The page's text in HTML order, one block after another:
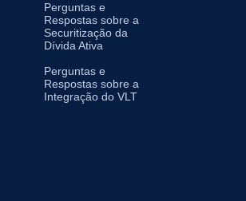
Perguntas e
Respostas sobre a
Securitização da
Dívida Ativa
Perguntas e
Respostas sobre a
Integração do VLT